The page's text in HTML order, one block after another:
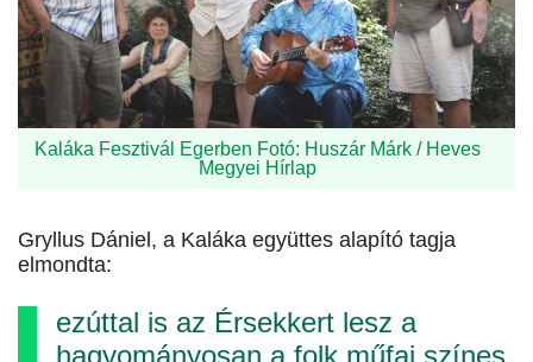
Kaláka Fesztivál Egerben Fotó: Huszár Márk / Heves
Megyei Hírlap
Gryllus Dániel, a Kaláka együttes alapító tagja
elmondta:
ezúttal is az Érsekkert lesz a